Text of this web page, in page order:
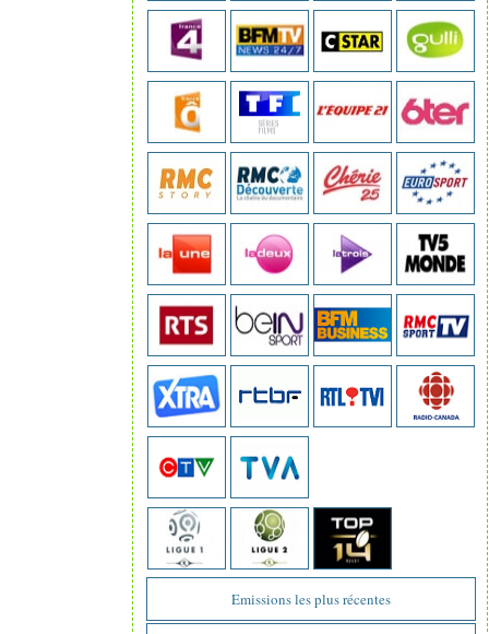
Emissions les plus récentes